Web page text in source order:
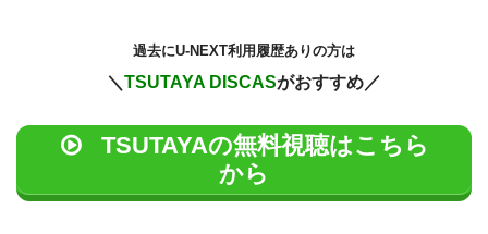
過去にU-NEXT利用履歴ありの方は
＼ TSUTAYA DISCASがおすすめ／
TSUTAYAの無料視聴はこちら
から